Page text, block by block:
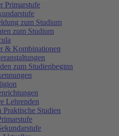
Primarstufe
zum Studium
zum Studium
& Kombinationen
zum Studienbeginn
Lehrenden
Praktische Studien